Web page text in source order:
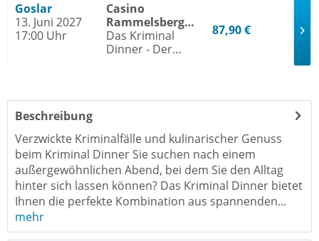
Goslar
13. Juni 2027
17:00 Uhr
Casino
Rammelsberg
Goslar
Das Kriminal
Dinner - Der
87,90 €
Beschreibung
Verzwickte Kriminalfälle und kulinarischer Genuss
beim Kriminal Dinner Sie suchen nach einem
außergewöhnlichen Abend, bei dem Sie den Alltag
hinter sich lassen können? Das Kriminal Dinner bietet
Ihnen die perfekte Kombination aus spannenden...
mehr